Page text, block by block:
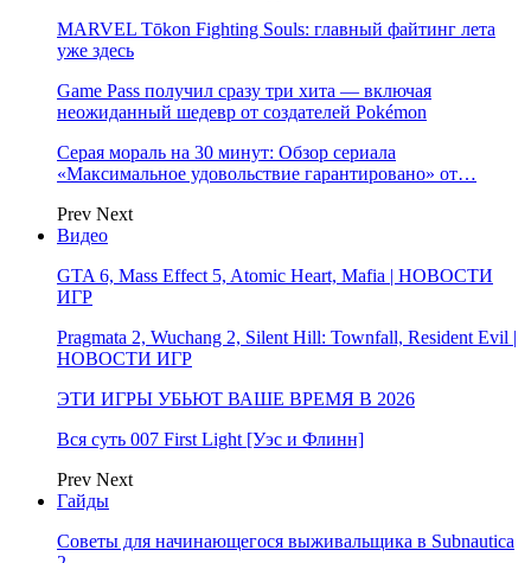
MARVEL Tōkon Fighting Souls: главный файтинг лета
уже здесь
Game Pass получил сразу три хита — включая
неожиданный шедевр от создателей Pokémon
Серая мораль на 30 минут: Обзор сериала
«Максимальное удовольствие гарантировано» от…
Prev Next
Видео
GTA 6, Mass Effect 5, Atomic Heart, Mafia | НОВОСТИ
ИГР
Pragmata 2, Wuchang 2, Silent Hill: Townfall, Resident Evil |
НОВОСТИ ИГР
ЭТИ ИГРЫ УБЬЮТ ВАШЕ ВРЕМЯ В 2026
Вся суть 007 First Light [Уэс и Флинн]
Prev Next
Гайды
Советы для начинающегося выживальщика в Subnautica